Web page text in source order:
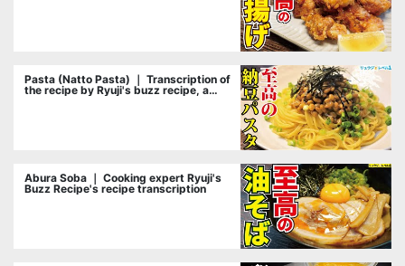
Pasta (Natto Pasta) ｜ Transcription of
the recipe by Ryuji's buzz recipe, a
Abura Soba ｜ Cooking expert Ryuji's
Buzz Recipe's recipe transcription